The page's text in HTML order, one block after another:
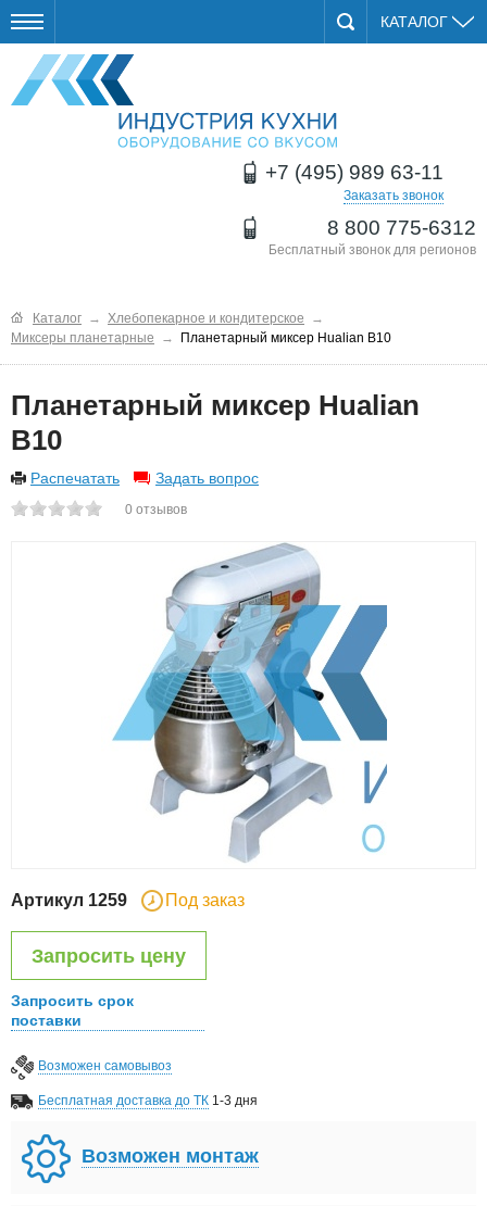
КАТАЛОГ
+7 (495) 989 63-11
Заказать звонок
8 800 775-6312
Бесплатный звонок для регионов
Каталог → Хлебопекарное и кондитерское
→
Миксеры планетарные
→ Планетарный миксер Hualian B10
Планетарный миксер Hualian
B10
Распечатать Задать вопрос
0 отзывов
Артикул 1259 Под заказ
Запросить цену
Запросить срок
поставки
Возможен самовывоз
Бесплатная доставка до ТК 1-3 дня
Возможен монтаж